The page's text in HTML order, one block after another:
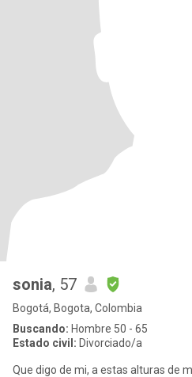
sonia, 57
Bogotá, Bogota, Colombia
Buscando: Hombre 50 - 65
Estado civil: Divorciado/a
Que digo de mi, a estas alturas de